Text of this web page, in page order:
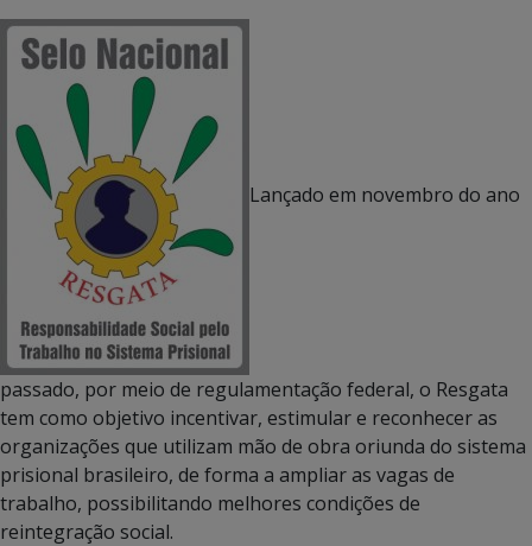
Lançado em novembro do ano
passado, por meio de regulamentação federal, o Resgata
tem como objetivo incentivar, estimular e reconhecer as
organizações que utilizam mão de obra oriunda do sistema
prisional brasileiro, de forma a ampliar as vagas de
trabalho, possibilitando melhores condições de
reintegração social.